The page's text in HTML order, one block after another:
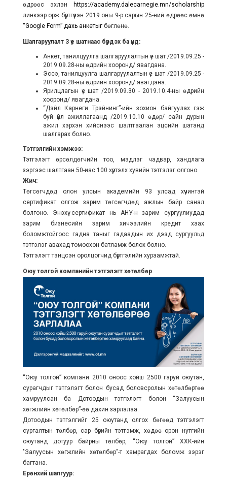
өдрөөс эхлэн
https://academy.dalecarnegie.mn/scholarship
линкээр орж бүртгүүлэн 2019 оны 9-р сарын 25-ний өдрөөс өмнө
“Google Form” дахь анкетыгбөглөнө.
Шалгаруулалт 3 үе шатнаас бүрдэх ба үүнд:
Анкет, танилцуулга шалгаруулалтын үе шат /2019.09.25 -
2019.09.28-ны өдрийн хооронд/ явагдана.
Эссэ, танилцуулга шалгаруулалтын үе шат /2019.09.25 -
2019.09.28-ны өдрийн хооронд/ явагдана.
Ярилцлагын үе шат /2019.09.30 - 2019.10.4-ны өдрийн
хооронд/ явагдана.
“Дэйл Карнеги Трэйнинг”-ийн зохион байгуулах гэж
буй үйл ажиллагаанд /2019.10.10 өдөр/ сайн дурын
ажил хэрхэн хийснээс шалтгаалан эцсийн шатанд
шалгарах болно.
Тэтгэлгийн хэмжээ:
Тэтгэлэгт өрсөлдөгчийн тоо, мэдлэг чадвар, хандлага
зэргээс шалтгаан 50-иас 100 хүртэлх хувийн тэтгэлэг олгоно.
Жич:
Төгсөгчдөд олон улсын академийн 93 улсад хүчинтэй
сертификат олгож зарим төгсөгчдөд ажлын байр санал
болгоно. Энэхүү сертификат нь АНУ-н зарим сургуулиудад
зарим бизнесийн зарим хичээлийн кредит хаах
боломжтойгоос гадна таныг гадаадын их дээд сургуульд
тэтгэлэг авахад томоохон батламж болох болно.
Тэтгэлэгт тэнцсэн оролцогчид бүртгэлийн хураамжтай.
Оюу толгой компанийн тэтгэлэгт хөтөлбөр
“Оюу толгой” компани 2010 оноос хойш 2500 гаруй оюутан,
сурагчдыг тэтгэлэгт болон бусад боловсролын хөтөлбөртөө
хамруулсан ба Дотоодын тэтгэлэгт болон “Залуусын
хөгжлийн хөтөлбөр”-өө дахин зарлалаа.
Дотоодын тэтгэлгийг 25 оюутанд олгох бөгөөд тэтгэлэгт
сургалтын төлбөр, сар бүрийн тэтгэмж, хөдөө орон нутгийн
оюутанд дотуур байрны төлбөр, “Оюу толгой” ХХК-ийн
"Залуусын хөгжлийн хөтөлбөр"-т хамрагдах боломж зэрэг
багтана.
Ерөнхий шалгуур: